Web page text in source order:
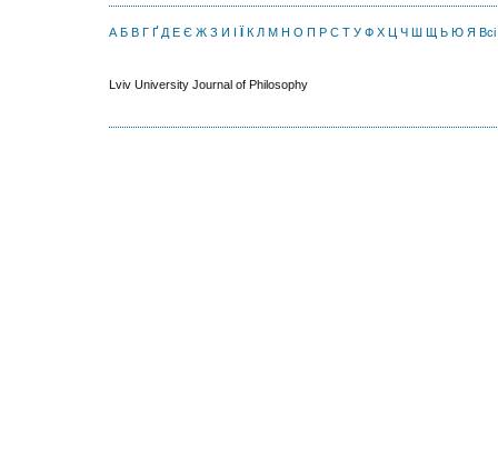
А Б В Г Ґ Д Е Є Ж З И І Ї К Л М Н О П Р С Т У Ф Х Ц Ч Ш Щ Ь Ю Я Всі
Lviv University Journal of Philosophy